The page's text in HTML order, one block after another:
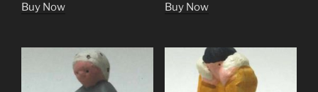
Buy Now
Buy Now